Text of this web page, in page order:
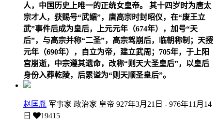
人，中国历史上唯一的正统女皇帝。 其十四岁时为唐太
宗才人，获赐号“武媚”，唐高宗时封昭仪，在“废王立
武”事件后成为皇后，上元元年（674年），加号“天
后”，与高宗并称“二圣”，高宗驾崩后，临朝称制；天授
元年（690年），自立为帝，建立武周；705年，于上阳
宫崩逝，中宗遵其遗命，改称“则天大圣皇后”，以皇后
身份入葬乾陵，后累谥为“则天顺圣皇后”。
赵匡胤 军事家 政治家 皇帝 927年3月21日 - 976年11月14
日
19415